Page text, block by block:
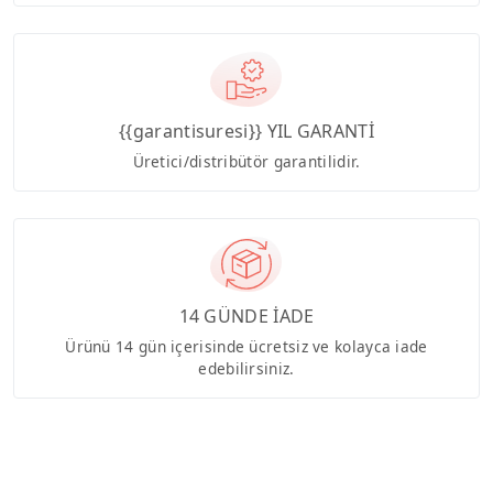
{{garantisuresi}} YIL GARANTİ
Üretici/distribütör garantilidir.
14 GÜNDE İADE
Ürünü 14 gün içerisinde ücretsiz ve kolayca iade
edebilirsiniz.